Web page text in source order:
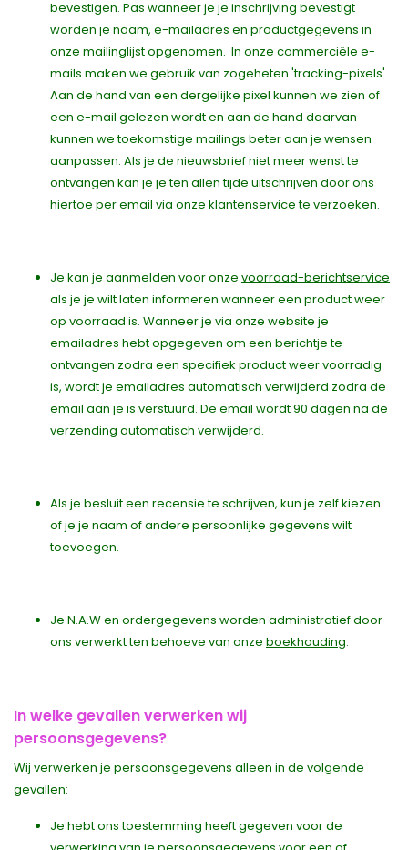
bevestigen. Pas wanneer je je inschrijving bevestigt
worden je naam, e-mailadres en productgegevens in
onze mailinglijst opgenomen. In onze commerciële e-
mails maken we gebruik van zogeheten 'tracking-pixels'.
Aan de hand van een dergelijke pixel kunnen we zien of
een e-mail gelezen wordt en aan de hand daarvan
kunnen we toekomstige mailings beter aan je wensen
aanpassen. Als je de nieuwsbrief niet meer wenst te
ontvangen kan je je ten allen tijde uitschrijven door ons
hiertoe per email via onze klantenservice te verzoeken.
Je kan je aanmelden voor onze voorraad-berichtservice
als je je wilt laten informeren wanneer een product weer
op voorraad is. Wanneer je via onze website je
emailadres hebt opgegeven om een berichtje te
ontvangen zodra een specifiek product weer voorradig
is, wordt je emailadres automatisch verwijderd zodra de
email aan je is verstuurd. De email wordt 90 dagen na de
verzending automatisch verwijderd.
Als je besluit een recensie te schrijven, kun je zelf kiezen
of je je naam of andere persoonlijke gegevens wilt
toevoegen.
Je N.A.W en ordergegevens worden administratief door
ons verwerkt ten behoeve van onze boekhouding.
In welke gevallen verwerken wij
persoonsgegevens?
Wij verwerken je persoonsgegevens alleen in de volgende
gevallen:
Je hebt ons toestemming heeft gegeven voor de